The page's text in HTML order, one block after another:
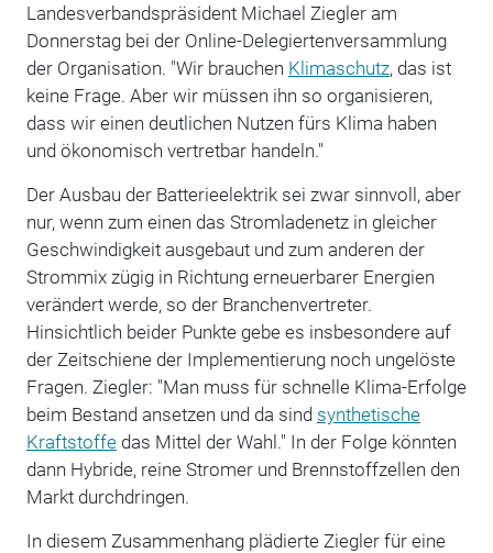
Landesverbandspräsident Michael Ziegler am
Donnerstag bei der Online-Delegiertenversammlung
der Organisation. "Wir brauchen Klimaschutz, das ist
keine Frage. Aber wir müssen ihn so organisieren,
dass wir einen deutlichen Nutzen fürs Klima haben
und ökonomisch vertretbar handeln."
Der Ausbau der Batterieelektrik sei zwar sinnvoll, aber
nur, wenn zum einen das Stromladenetz in gleicher
Geschwindigkeit ausgebaut und zum anderen der
Strommix zügig in Richtung erneuerbarer Energien
verändert werde, so der Branchenvertreter.
Hinsichtlich beider Punkte gebe es insbesondere auf
der Zeitschiene der Implementierung noch ungelöste
Fragen. Ziegler: "Man muss für schnelle Klima-Erfolge
beim Bestand ansetzen und da sind synthetische
Kraftstoffedas Mittel der Wahl." In der Folge könnten
dann Hybride, reine Stromer und Brennstoffzellen den
Markt durchdringen.
In diesem Zusammenhang plädierte Ziegler für eine